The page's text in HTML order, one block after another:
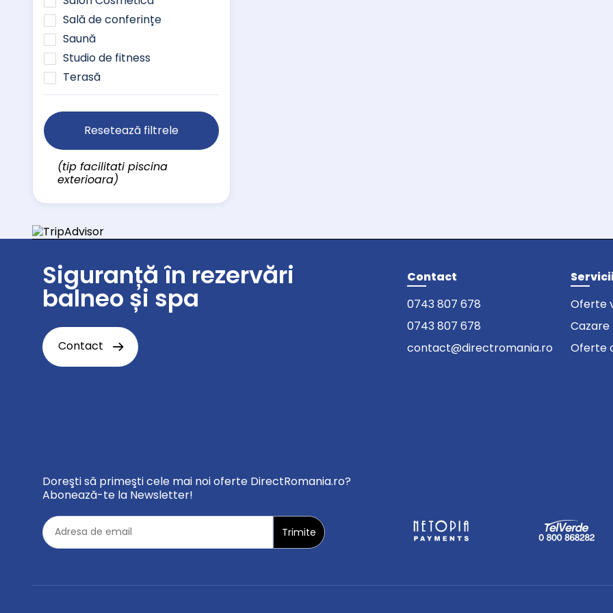
Sală de conferințe
Saună
Studio de fitness
Terasă
Resetează filtrele
(tip facilitati piscina
exterioara)
Siguranță în rezervări
balneo și spa
Contact
Contact
0743 807 678
0743 807 678
contact@directromania.ro
Oferte
Cazare
Oferte
Doreşti să primeşti cele mai noi oferte DirectRomania.ro?
Abonează-te la Newsletter!